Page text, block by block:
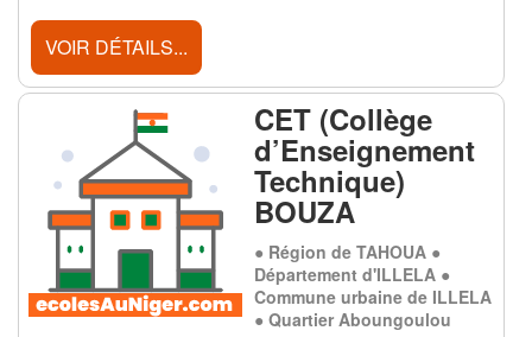
VOIR DÉTAILS...
CET (Collège
d’Enseignement
Technique)
BOUZA
● Région de TAHOUA ●
Département d'ILLELA ●
Commune urbaine de ILLELA
● Quartier Aboungoulou